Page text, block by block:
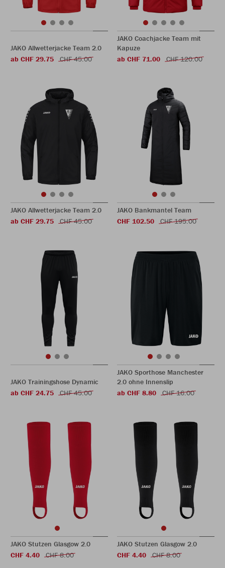
JAKO Allwetterjacke Team 2.0
ab CHF 29.75
CHF 45.00
JAKO Coachjacke Team mit
Kapuze
ab CHF 71.00
CHF 120.00
JAKO Allwetterjacke Team 2.0
ab CHF 29.75
CHF 45.00
JAKO Bankmantel Team
CHF 102.50
CHF 195.00
JAKO Trainingshose Dynamic
ab CHF 24.75
CHF 45.00
JAKO Sporthose Manchester
2.0 ohne Innenslip
ab CHF 8.80
CHF 16.00
JAKO Stutzen Glasgow 2.0
CHF 4.40
CHF 8.00
JAKO Stutzen Glasgow 2.0
CHF 4.40
CHF 8.00